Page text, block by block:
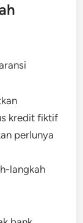
kredit fiktif
perlunya
langkah